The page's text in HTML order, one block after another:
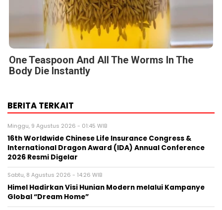
One Teaspoon And All The Worms In The
Body Die Instantly
BERITA TERKAIT
Minggu, 9 Agustus 2026 - 01:45 WIB
16th Worldwide Chinese Life Insurance Congress &
International Dragon Award (IDA) Annual Conference
2026 Resmi Digelar
Sabtu, 8 Agustus 2026 - 14:26 WIB
Himel Hadirkan Visi Hunian Modern melalui Kampanye
Global “Dream Home”